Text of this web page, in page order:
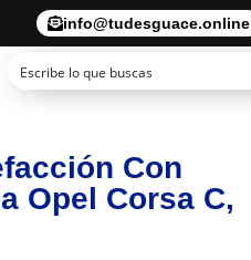
info@tudesguace.online
Con
Opel Corsa C,